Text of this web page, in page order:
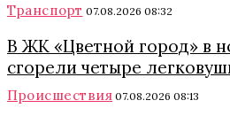
Транспорт 07.08.2026 08:32
В ЖК «Цветной город» в
сгорели четыре
Происшествия 07.08.2026 08:13